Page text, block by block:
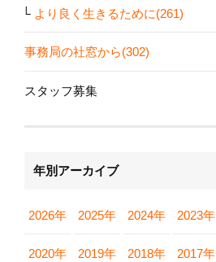
より良く生きるために(261)
事務局の社窓から(302)
スタッフ募集
年別アーカイブ
2026年 2025年 2024年 2023年
2020年 2019年 2018年 2017年